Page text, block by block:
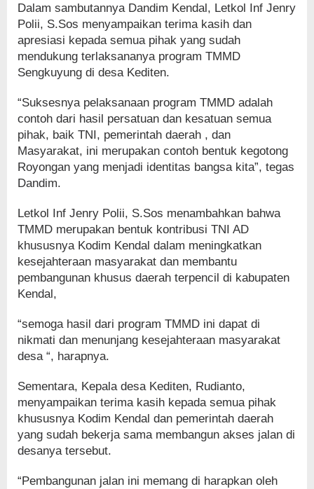
Dalam sambutannya Dandim Kendal, Letkol Inf Jenry
Polii, S.Sos menyampaikan terima kasih dan
apresiasi kepada semua pihak yang sudah
mendukung terlaksananya program TMMD
Sengkuyung di desa Kediten.
“Suksesnya pelaksanaan program TMMD adalah
contoh dari hasil persatuan dan kesatuan semua
pihak, baik TNI, pemerintah daerah , dan
Masyarakat, ini merupakan contoh bentuk kegotong
Royongan yang menjadi identitas bangsa kita”, tegas
Dandim.
Letkol Inf Jenry Polii, S.Sos menambahkan bahwa
TMMD merupakan bentuk kontribusi TNI AD
khususnya Kodim Kendal dalam meningkatkan
kesejahteraan masyarakat dan membantu
pembangunan khusus daerah terpencil di kabupaten
Kendal,
“semoga hasil dari program TMMD ini dapat di
nikmati dan menunjang kesejahteraan masyarakat
desa “, harapnya.
Sementara, Kepala desa Kediten, Rudianto,
menyampaikan terima kasih kepada semua pihak
khususnya Kodim Kendal dan pemerintah daerah
yang sudah bekerja sama membangun akses jalan di
desanya tersebut.
“Pembangunan jalan ini memang di harapkan oleh